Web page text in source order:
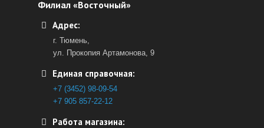
Филиал «Восточный»
Адрес:
г. Тюмень,
ул. Прокопия Артамонова, 9
Единая справочная:
+7 (3452) 98-09-54
+7 905 857-22-12
Работа магазина: